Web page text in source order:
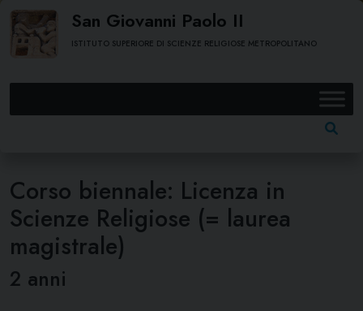
Skip
content
San Giovanni Paolo II
ISTITUTO SUPERIORE DI SCIENZE RELIGIOSE METROPOLITANO
Corso biennale: Licenza in
Scienze Religiose (= laurea
magistrale)
2 anni